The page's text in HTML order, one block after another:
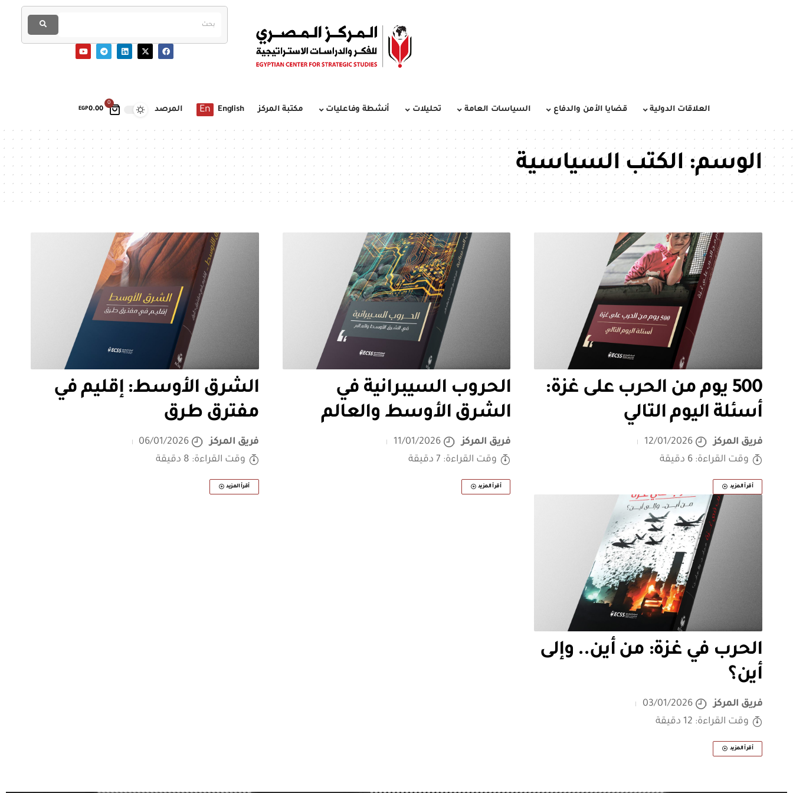
0
EGP0.00 العلاقات الدولية قضايا الأمن والدفاع السياسات العامة تحليلات أنشطة وفاعليات مكتبة المركز English
En المرصد
الوسم:الكتب السياسية
500 يوم من الحرب على غزة:
أسئلة اليوم التالي
فريق المركز
12/01/2026
وقت القراءة: 6 دقيقة
أقرأ المزيد
الحروب السيبرانية في
الشرق الأوسط والعالم
فريق المركز
11/01/2026
وقت القراءة: 7 دقيقة
أقرأ المزيد
الشرق الأوسط: إقليم في
مفترق طرق
فريق المركز
06/01/2026
وقت القراءة: 8 دقيقة
أقرأ المزيد
الحرب في غزة: من أين.. وإلى
أين؟
فريق المركز
03/01/2026
وقت القراءة: 12 دقيقة
أقرأ المزيد